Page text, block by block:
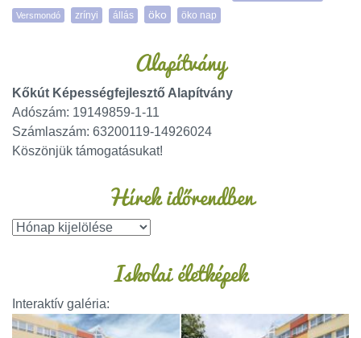
Versmondó zrínyi állás öko öko nap
Alapítvány
Kőkút Képességfejlesztő Alapítvány
Adószám: 19149859-1-11
Számlaszám: 63200119-14926024
Köszönjük támogatásukat!
Hírek időrendben
Iskolai életképek
Interaktív galéria: